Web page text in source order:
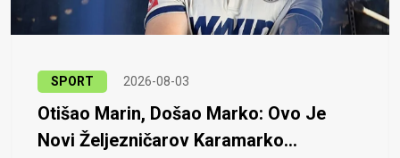
SPORT 2026-08-03
Otišao Marin, Došao Marko: Ovo Je
Novi Željezničarov Karamarko...